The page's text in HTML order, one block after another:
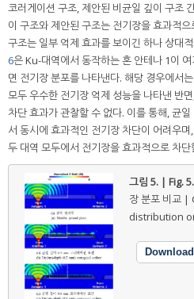
코러게이션 구조, 제안된 비균일 깊이 구조
이 구조와 제안된 구조는 전기장을 효과적
구조는 일부 억제 효과를 보이긴 하나 상대
6은 Ku-대역에서 동작하는 혼 안테나 1이
면 전기장 분포를 나타낸다. 해당 경우에서
모두 우수한 전기장 억제 성능을 나타낸 반
차단 효과가 관찰할 수 없다. 이를 통해, 균
서 동시에 효과적인 전기장 차단이 어려우
두 대역 모두에서 전기장을 효과적으로 차
그림 5. | Fig. 5.
장 분포 비교
distribution